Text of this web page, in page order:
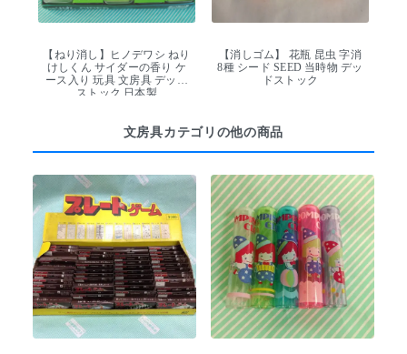
【ねり消し】ヒノデワシ ねり
けしくん サイダーの香り ケ
ース入り 玩具 文房具 デッド
ストック 日本製
【消しゴム】 花瓶 昆虫 字消
8種 シード SEED 当時物 デッ
ドストック
文房具カテゴリの他の商品